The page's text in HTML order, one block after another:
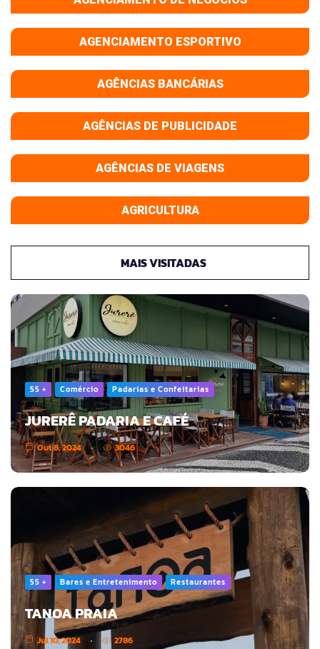
AGENCIAMENTO ESPORTIVO
AGÊNCIAS BANCÁRIAS
AGÊNCIAS DE PUBLICIDADE
AGÊNCIAS DE VIAGENS
AGRICULTURA
MAIS VISITADAS
55 + Comércio Padarias e Confeitarias
JURERÊ PADARIA E CAFÉ
Out 8, 2024 3046
55 + Bares e Entretenimento Restaurantes
TANOA PRAIA
Jul 10, 2024 2786